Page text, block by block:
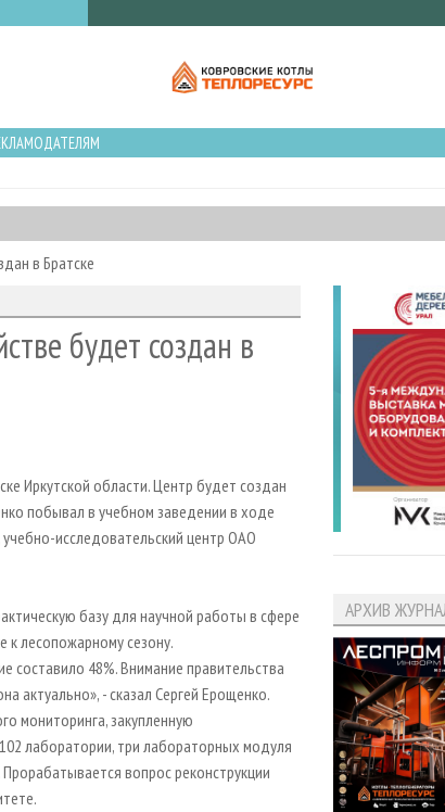
в Братске
будет создан в
Иркутской области. Центр будет создан
побывал в учебном заведении в ходе
исследовательский центр ОАО
базу для научной работы в сфере
к лесопожарному сезону.
составило 48%. Внимание правительства
актуально», - сказал Сергей Ерощенко.
мониторинга, закупленную
лаборатории, три лабораторных модуля
вопрос реконструкции
АРХИВ